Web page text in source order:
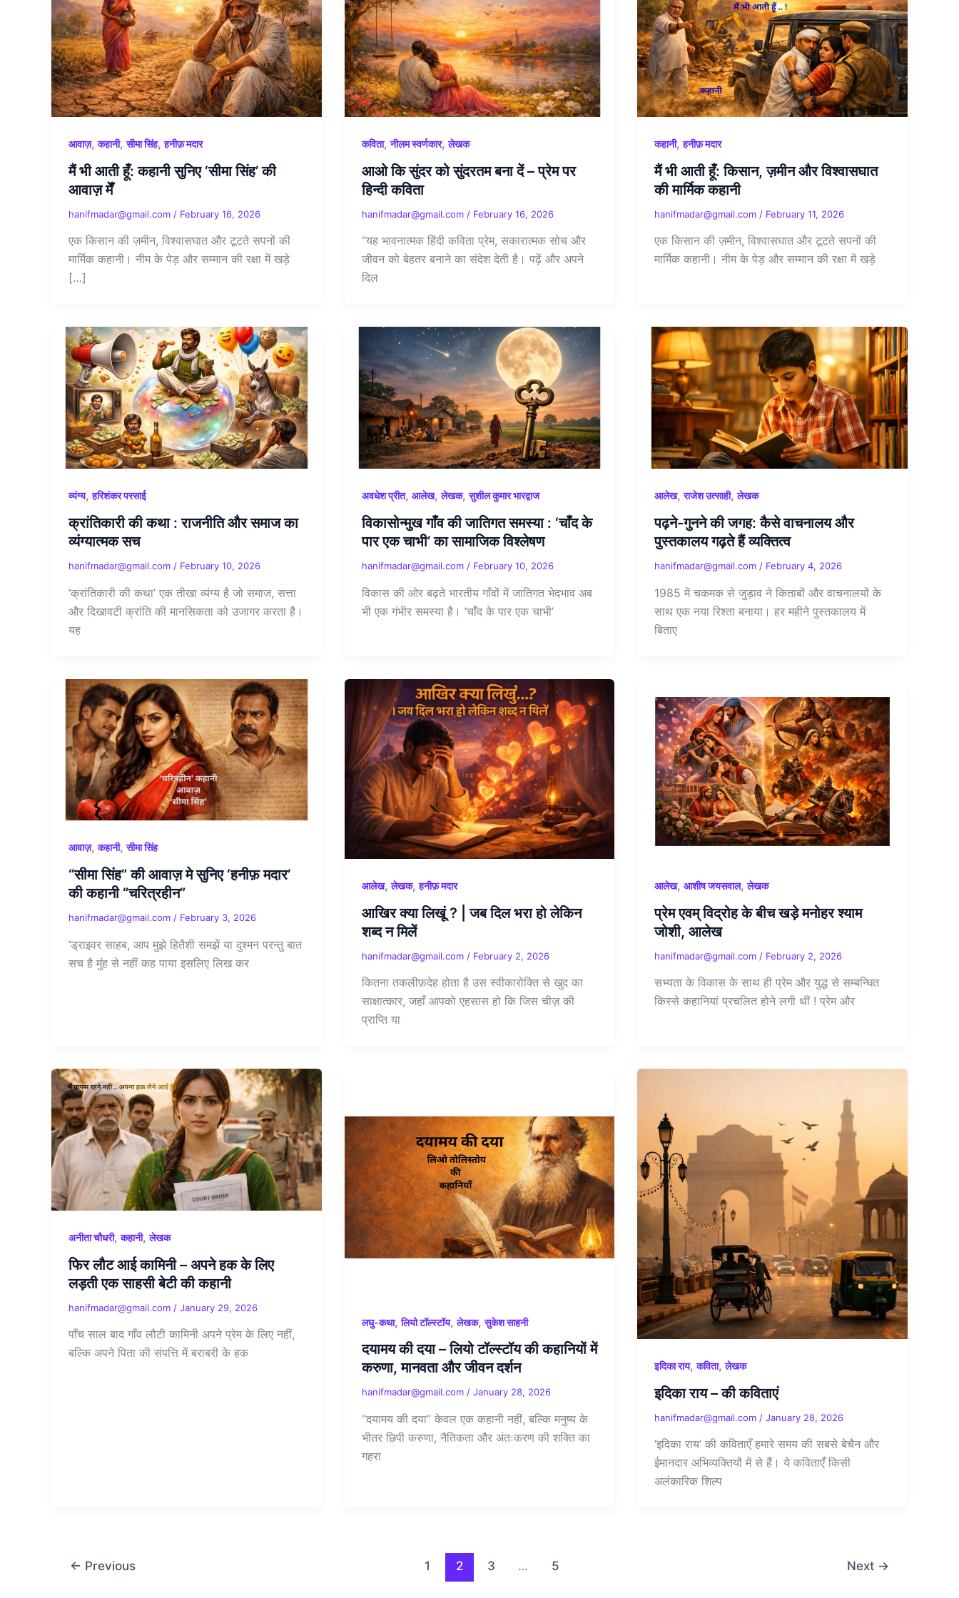
आवाज़,कहानी,सीमा सिंह,हनीफ़ मदार
मैं भी आती हूँ: कहानी सुनिए ‘सीमा सिंह’ की
आवाज़ मेँ
hanifmadar@gmail.com / February 16, 2026
एक किसान की ज़मीन, विश्वासघात और टूटते सपनों की
मार्मिक कहानी। नीम के पेड़ और सम्मान की रक्षा में खड़े
[…]
कविता,नीलम स्वर्णकार,लेखक
आओ कि सुंदर को सुंदरतम बना दें – प्रेम पर
हिन्दी कविता
hanifmadar@gmail.com / February 16, 2026
“यह भावनात्मक हिंदी कविता प्रेम, सकारात्मक सोच और
जीवन को बेहतर बनाने का संदेश देती है। पढ़ें और अपने
दिल
कहानी,हनीफ़ मदार
मैं भी आती हूँ: किसान, ज़मीन और विश्वासघात
की मार्मिक कहानी
hanifmadar@gmail.com / February 11, 2026
एक किसान की ज़मीन, विश्वासघात और टूटते सपनों की
मार्मिक कहानी। नीम के पेड़ और सम्मान की रक्षा में खड़े
व्यंग्य,हरिशंकर परसाई
क्रांतिकारी की कथा : राजनीति और समाज का
व्यंग्यात्मक सच
hanifmadar@gmail.com / February 10, 2026
‘क्रांतिकारी की कथा’ एक तीखा व्यंग्य है जो समाज, सत्ता
और दिखावटी क्रांति की मानसिकता को उजागर करता है।
यह
अवधेश प्रीत, आलेख,लेखक,सुशील कुमार भारद्वाज
विकासोन्मुख गाँव की जातिगत समस्या : ‘चाँद के
पार एक चाभी’ का सामाजिक विश्लेषण
hanifmadar@gmail.com / February 10, 2026
विकास की ओर बढ़ते भारतीय गाँवों में जातिगत भेदभाव अब
भी एक गंभीर समस्या है। ‘चाँद के पार एक चाभी’
आलेख,राजेश उत्साही,लेखक
पढ़ने-गुनने की जगह: कैसे वाचनालय और
पुस्तकालय गढ़ते हैं व्यक्तित्व
hanifmadar@gmail.com / February 4, 2026
1985 में चकमक से जुड़ाव ने किताबों और वाचनालयों के
साथ एक नया रिश्ता बनाया। हर महीने पुस्तकालय में
बिताए
आवाज़,कहानी,सीमा सिंह
“सीमा सिंह” की आवाज़ मे सुनिए ‘हनीफ़ मदार’
की कहानी “चरित्रहीन”
hanifmadar@gmail.com / February 3, 2026
‘ड्राइवर साहब, आप मुझे हितैशी समझें या दुश्मन परन्तु बात
सच है मुंह से नहीं कह पाया इसलिए लिख कर
आलेख,लेखक,हनीफ़ मदार
आखिर क्या लिखूं ? | जब दिल भरा हो लेकिन
शब्द न मिलें
hanifmadar@gmail.com / February 2, 2026
कितना तकलीफ़देह होता है उस स्वीकारोक्ति से खुद का
साक्षात्कार, जहाँ आपको एहसास हो कि जिस चीज़ की
प्राप्ति या
आलेख,आशीष जयसवाल,लेखक
प्रेम एवम् विद्रोह के बीच खड़े मनोहर श्याम
जोशी, आलेख
hanifmadar@gmail.com / February 2, 2026
सभ्यता के विकास के साथ ही प्रेम और युद्ध से सम्बन्धित
किस्से कहानियां प्रचलित होने लगी थीं ! प्रेम और
अनीता चौधरी,कहानी,लेखक
फिर लौट आई कामिनी – अपने हक के लिए
लड़ती एक साहसी बेटी की कहानी
hanifmadar@gmail.com / January 29, 2026
पाँच साल बाद गाँव लौटी कामिनी अपने प्रेम के लिए नहीं,
बल्कि अपने पिता की संपत्ति में बराबरी के हक
लघु-कथा,लियो टॉल्स्टॉय,लेखक,सुकेश साहनी
दयामय की दया – लियो टॉल्स्टॉय की कहानियों में
करुणा, मानवता और जीवन दर्शन
hanifmadar@gmail.com / January 28, 2026
“दयामय की दया” केवल एक कहानी नहीं, बल्कि मनुष्य के
भीतर छिपी करुणा, नैतिकता और अंतःकरण की शक्ति का
गहरा
इदिका राय,कविता,लेखक
इदिका राय – की कविताएं
hanifmadar@gmail.com /January 28, 2026
‘इदिका राय’ की कविताएँ हमारे समय की सबसे बेचैन और
ईमानदार अभिव्यक्तियों में से हैं। ये कविताएँ किसी
अलंकारिक शिल्प
← Previous 1 2 3 … 5 Next →